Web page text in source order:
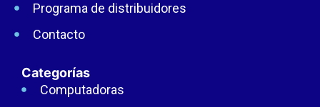
Programa de distribuidores
Contacto
Categorías
Computadoras